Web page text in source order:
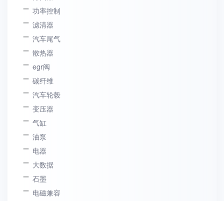
功率控制
滤清器
汽车尾气
散热器
egr阀
碳纤维
汽车轮毂
变压器
气缸
油泵
电器
大数据
石墨
电磁兼容